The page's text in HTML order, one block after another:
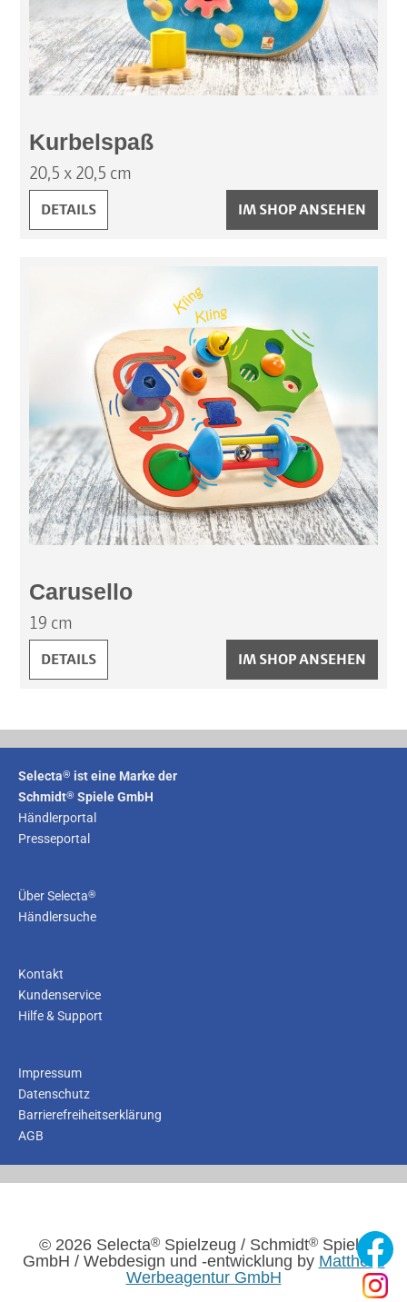
Kurbelspaß
20,5 x 20,5 cm
KURBELSPASS:
DETAILS IM SHOP ANSEHEN
Carusello
19 cm
CARUSELLO:
DETAILS IM SHOP ANSEHEN
Selecta® ist eine Marke der
Schmidt® Spiele GmbH
Händlerportal
Presseportal
Über Selecta®
Händlersuche
Kontakt
Kundenservice
Hilfe & Support
Impressum
Datenschutz
Barrierefreiheitserklärung
AGB
© 2026 Selecta® Spielzeug / Schmidt® Spiele
GmbH / Webdesign und -entwicklung by Mattheis.
Werbeagentur GmbH